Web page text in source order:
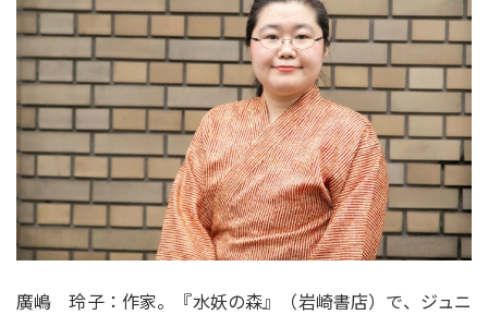
廣嶋 玲子：作家。『水妖の森』（岩崎書店）で、ジュニ